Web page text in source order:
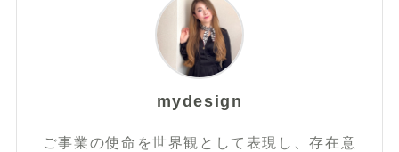
mydesign
ご事業の使命を世界観として表現し、存在意